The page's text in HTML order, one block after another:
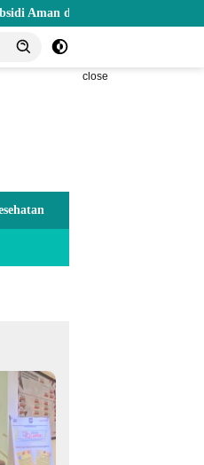
Tengah Musim Kemarau
close